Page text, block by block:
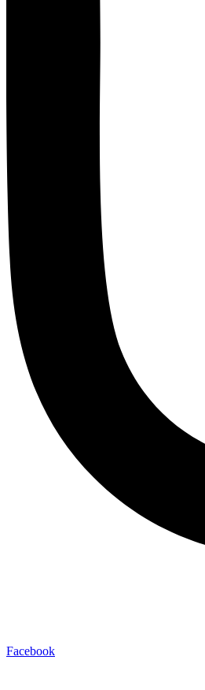
Facebook